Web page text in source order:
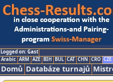
Logged on: Gast
Arabic ARM AZE BIH BUL CAT CHN CRO CZE
Domů Databáze turnajů